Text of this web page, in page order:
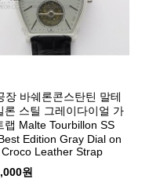
장 바쉐론콘스탄틴 말테
론 스틸 그레이다이얼 가
랩 Malte Tourbillon SS
Edition Gray Dial on
Leather Strap
원